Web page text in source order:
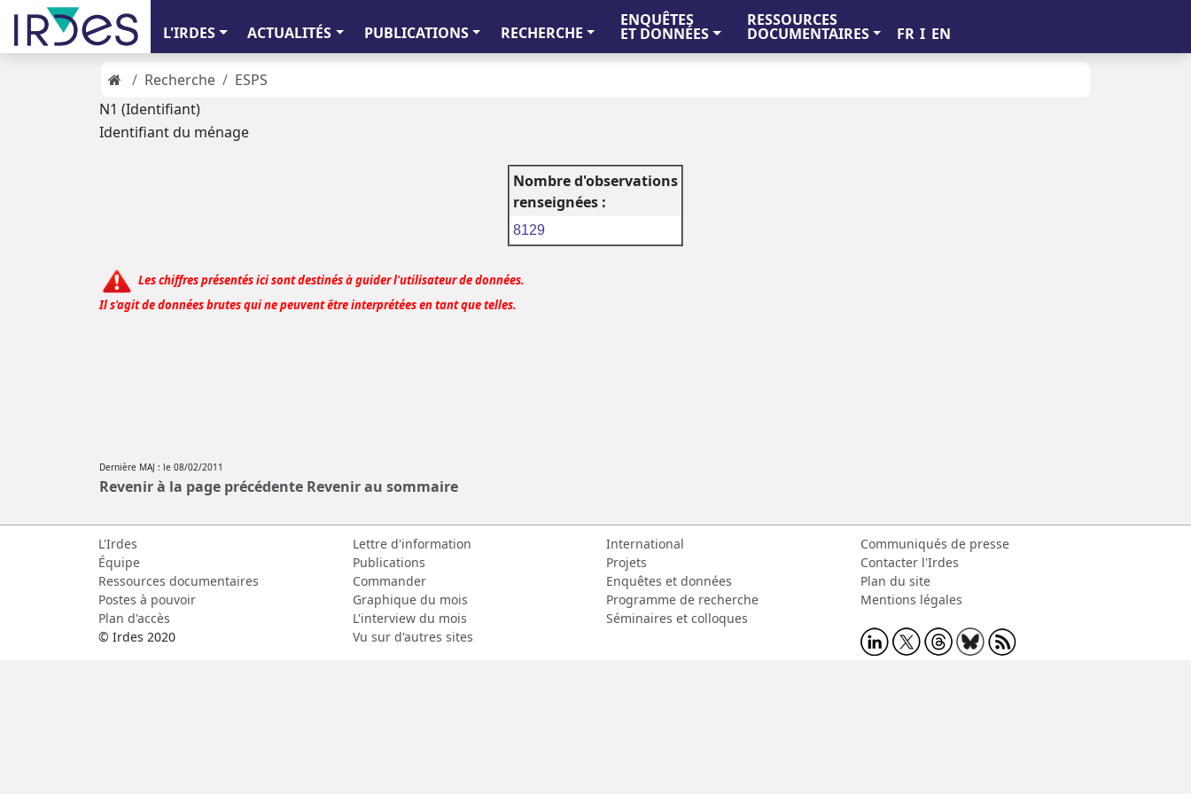
L'IRDES ACTUALITÉS PUBLICATIONS RECHERCHE
ENQUÊTES
ET DONNÉES
RESSOURCES
DOCUMENTAIRES FR I EN
Recherche
ESPS
N1 (Identifiant)
Identifiant du ménage
Nombre d'observations
renseignées :
8129
Les chiffres présentés ici sont destinés à guider l'utilisateur de données.
Il s'agit de données brutes qui ne peuvent être interprétées en tant que telles.
Dernière MAJ : le 08/02/2011
Revenir à la page précédente Revenir au sommaire
L'Irdes
Équipe
Ressources documentaires
Postes à pouvoir
Plan d'accès
© Irdes 2020
Lettre d'information
Publications
Commander
Graphique du mois
L'interview du mois
Vu sur d'autres sites
International
Projets
Enquêtes et données
Programme de recherche
Séminaires et colloques
Communiqués de presse
Contacter l'Irdes
Plan du site
Mentions légales